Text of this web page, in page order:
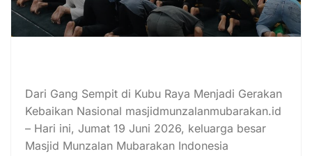
Dari Gang Sempit di Kubu Raya Menjadi Gerakan
Kebaikan Nasional masjidmunzalanmubarakan.id
– Hari ini, Jumat 19 Juni 2026, keluarga besar
Masjid Munzalan Mubarakan Indonesia